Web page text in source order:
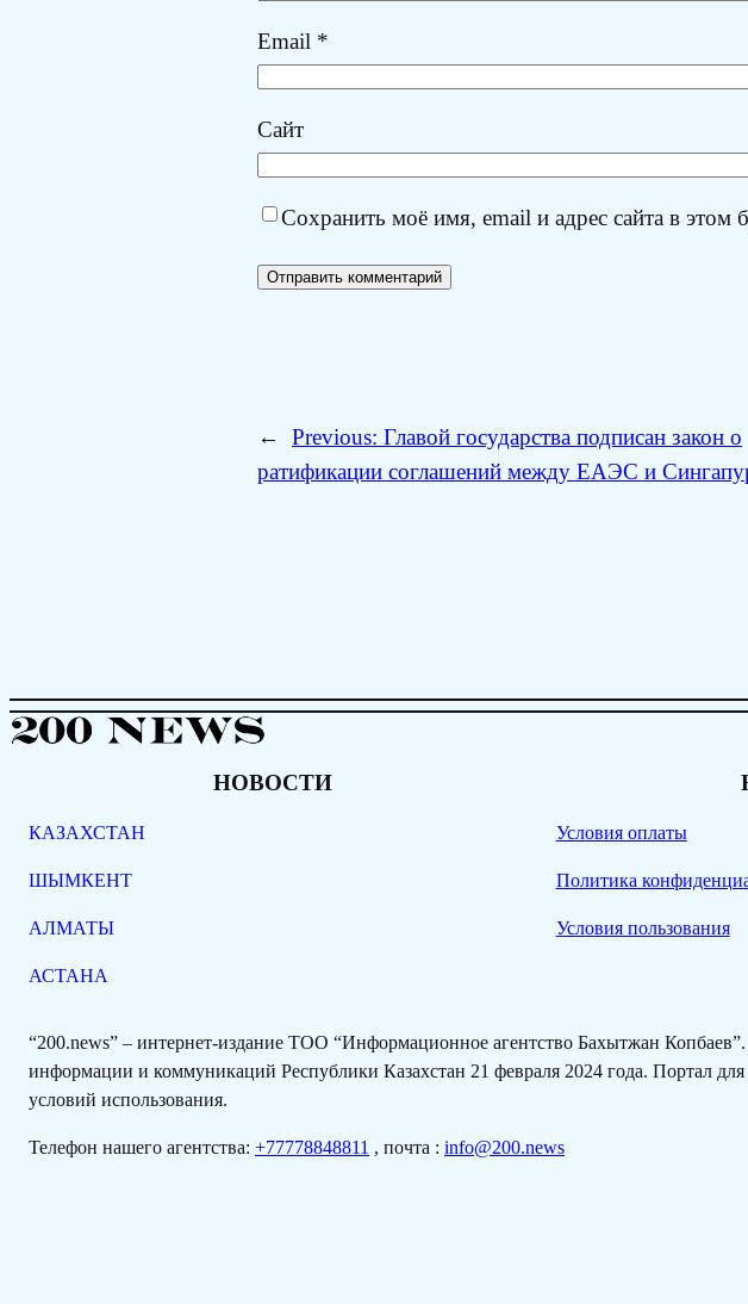
Email *
Сайт
Сохранить моё имя, email и адрес сайта в
← Previous: Главой государства подписан закон о
ратификации соглашений между ЕАЭС и
НОВОСТИ
КАЗАХСТАН
ШЫМКЕНТ
АЛМАТЫ
АСТАНА
Условия оплаты
Политика
Условия пользования
“200.news” – интернет-издание ТОО “Информационное агентство Бахытжан
информации и коммуникаций Республики Казахстан 21 февраля 2024 года. Портал
условий использования.
Телефон нашего агентства: +77778848811 , почта : info@200.news